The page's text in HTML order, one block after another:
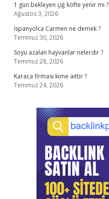
1 gün bekleyen çiğ köfte yenir mi ?
Ağustos 3, 2026
İspanyolca Carmen ne demek ?
Temmuz 30, 2026
Soyu azalan hayvanlar nelerdir ?
Temmuz 28, 2026
Karaca firması kime aittir ?
Temmuz 24, 2026